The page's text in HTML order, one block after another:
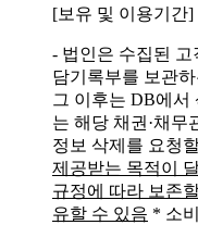
[보유 및 이용기간]
- 법인은 수집된
담기록부를 보관
그 이후는 DB에서
는 해당 채권·채무
정보 삭제를 요청
제공받는 목적이
규정에 따라 보존
유할 수 있음 * 소